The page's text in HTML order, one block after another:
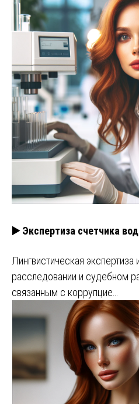
▶️ Экспертиза счетчика
Лингвистическая
расследовании и судебном
связанным с коррупцие…